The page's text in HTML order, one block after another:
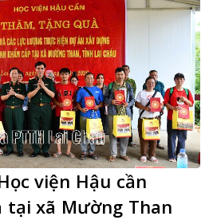
viện Hậu cần
xã Mường Than